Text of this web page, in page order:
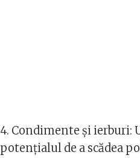
4. Condimente și ierburi:
potențialul de a scădea